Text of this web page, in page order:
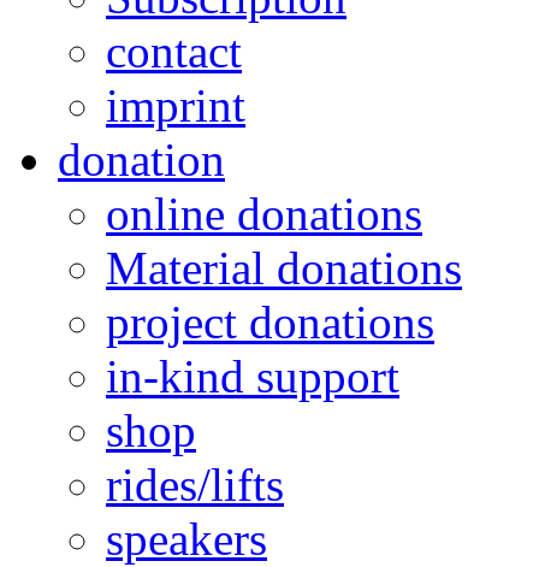
contact
imprint
donation
online donations
Material donations
project donations
in-kind support
shop
rides/lifts
speakers